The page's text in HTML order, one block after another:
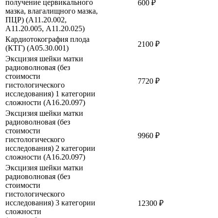
получение цервикального
мазка, влагалищного мазка,
ПЦР) (А11.20.002,
А11.20.005, А11.20.025)
600 ₽
Кардиотокография плода
(КТГ) (A05.30.001)
2100 ₽
Эксцизия шейки матки
радиоволновая (без
стоимости
гистологического
исследования) 1 категории
сложности (А16.20.097)
7720 ₽
Эксцизия шейки матки
радиоволновая (без
стоимости
гистологического
исследования) 2 категории
сложности (А16.20.097)
9960 ₽
Эксцизия шейки матки
радиоволновая (без
стоимости
гистологического
исследования) 3 категории
сложности
12300 ₽